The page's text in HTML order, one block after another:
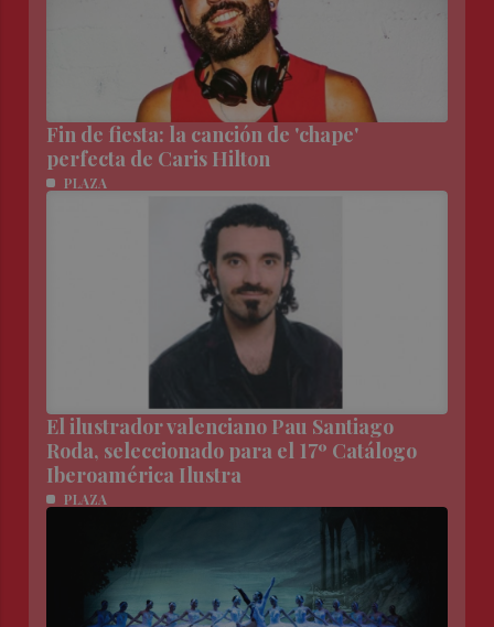
Fin de fiesta: la canción de 'chape'
perfecta de Caris Hilton
PLAZA
El ilustrador valenciano Pau Santiago
Roda, seleccionado para el 17º Catálogo
Iberoamérica Ilustra
PLAZA